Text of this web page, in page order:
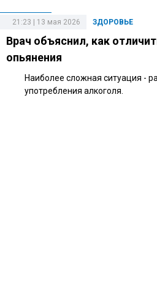
ЗДОРОВЬЕ
21:23 | 13 мая 2026
Врач объяснил, как
опьянения
Наиболее сложная ситуация -
употребления алкоголя.